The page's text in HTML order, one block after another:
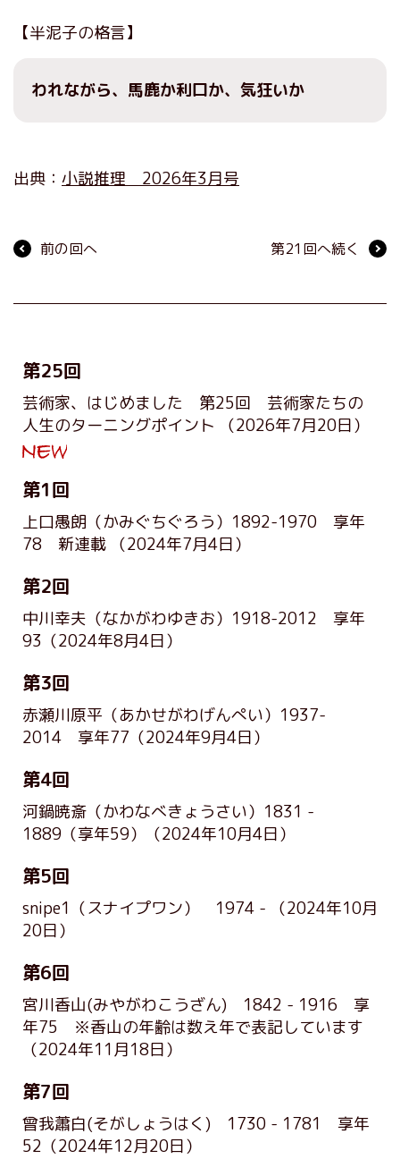
【半泥子の格言】
われながら、馬鹿か利口か、気狂いか
出典： 小説推理 2026年3月号
前の回へ 第21回へ続く
第25回
芸術家、はじめました 第25回 芸術家たちの
人生のターニングポイント
（2026年7月20日）
第1回
上口愚朗（かみぐちぐろう）1892-1970 享年
78 新連載 （2024年7月4日）
第2回
中川幸夫（なかがわゆきお）1918-2012 享年
93 （2024年8月4日）
第3回
赤瀬川原平（あかせがわげんぺい）1937-
2014 享年77 （2024年9月4日）
第4回
河鍋暁斎（かわなべきょうさい）1831 -
1889（享年59）
（2024年10月4日）
第5回
snipe1（スナイプワン） 1974 -
（2024年10月
20日）
第6回
宮川香山(みやがわこうざん) 1842 - 1916 享
年75 ※香山の年齢は数え年で表記しています
（2024年11月18日）
第7回
曾我蕭白(そがしょうはく) 1730 - 1781 享年
52 （2024年12月20日）